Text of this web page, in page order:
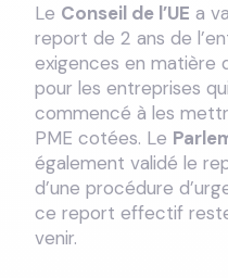
Le Conseil de l’UE a
report de 2 ans de
exigences en matière
pour les entreprises
commencé à les
PME cotées. Le
également validé le
d’une procédure
ce report effectif
venir.